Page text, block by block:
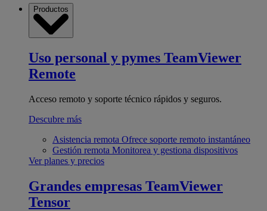
Productos
Uso personal y pymes TeamViewer
Remote
Acceso remoto y soporte técnico rápidos y seguros.
Descubre más
Asistencia remota Ofrece soporte remoto instantáneo
Gestión remota Monitorea y gestiona dispositivos
Ver planes y precios
Grandes empresas TeamViewer
Tensor